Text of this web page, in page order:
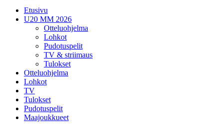
Etusivu
U20 MM 2026
Otteluohjelma
Lohkot
Pudotuspelit
TV & striimaus
Tulokset
Otteluohjelma
Lohkot
TV
Tulokset
Pudotuspelit
Maajoukkueet